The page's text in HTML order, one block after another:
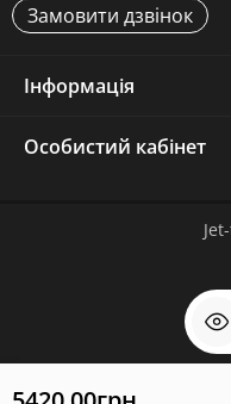
Замовити дзвінок
Інформація
Особистий кабінет